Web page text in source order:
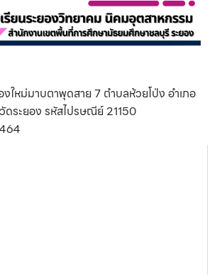
งใหม่มาบตาพุดสาย 7 ตำบลห้วยโป่ง อำเภอ
ดระยอง รหัสไปรษณีย์ 21150